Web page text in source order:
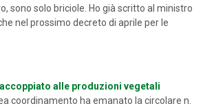
sono solo briciole. Ho già scritto al ministro
nel prossimo decreto di aprile per le
alle produzioni vegetali
coordinamento ha emanato la circolare n.